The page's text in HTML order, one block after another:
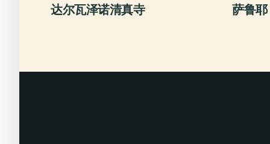
达尔瓦泽诺清真寺 萨鲁耶